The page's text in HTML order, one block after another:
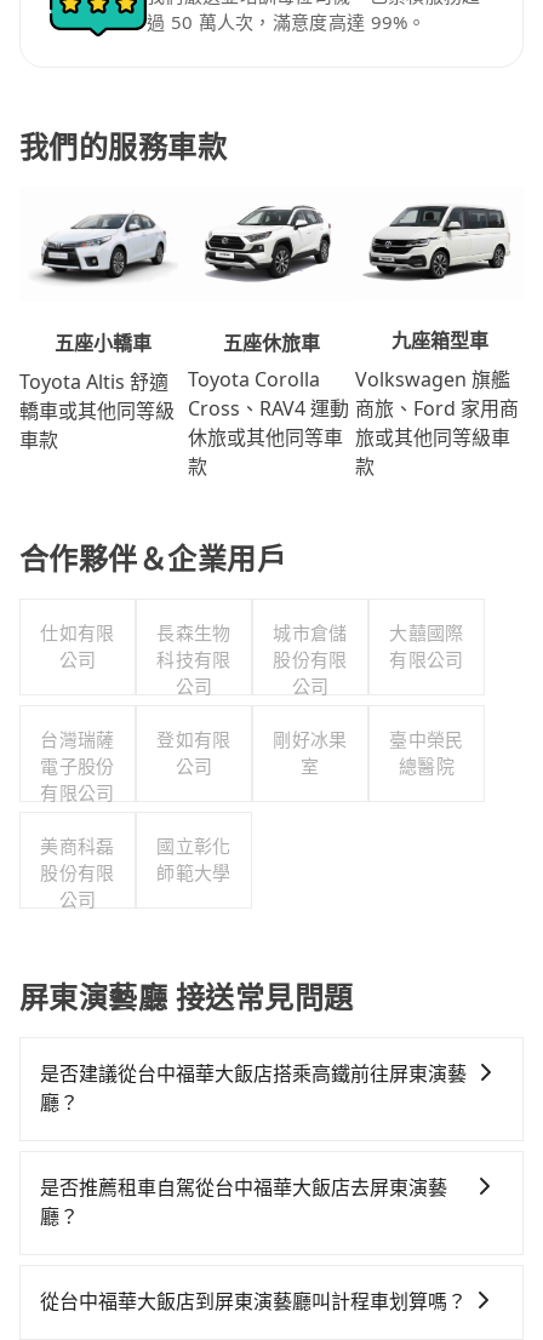
過 50 萬人次，滿意度高達 99%。
我們的服務車款
五座小轎車
Toyota Altis 舒適
轎車或其他同等級
車款
五座休旅車
Toyota Corolla
Cross、RAV4 運動
休旅或其他同等車
款
九座箱型車
Volkswagen 旗艦
商旅、Ford 家用商
旅或其他同等級車
款
合作夥伴＆企業用戶
仕如有限
公司
長森生物
科技有限
公司
城市倉儲
股份有限
公司
大囍國際
有限公司
台灣瑞薩
電子股份
有限公司
登如有限
公司
剛好冰果
室
臺中榮民
總醫院
美商科磊
股份有限
公司
國立彰化
師範大學
屏東演藝廳 接送常見問題
是否建議從台中福華大飯店搭乘高鐵前往屏東演藝
廳？
貴、費時！從最早06:25一直到23:07，台中-左營一天最
多有89班次高鐵可搭乘。假設從台中福華大飯店 (台中市
場購票並於月台排隊的時間約20分鐘，再乘坐45~68分
是否推薦租車自駕從台中福華大飯店去屏東演藝
廳？
時不需要閉目養神（因為要自己開車），最重要的是你
從台中福華大飯店到屏東演藝廳叫計程車划算嗎？